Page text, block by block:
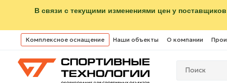
В связи с текущими изменениями цен у
Комплексное оснащение Наши объекты О компании